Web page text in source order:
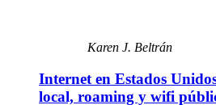
Karen J. Beltrán
Internet en Estados
local, roaming y wifi